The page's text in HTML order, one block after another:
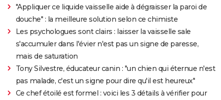
"Appliquer ce liquide vaisselle aide à dégraisser la paroi de
douche" : la meilleure solution selon ce chimiste
Les psychologues sont clairs : laisser la vaisselle sale
s'accumuler dans l'évier n'est pas un signe de paresse,
mais de saturation
Tony Silvestre, éducateur canin : "un chien qui éternue n'est
pas malade, c'est un signe pour dire qu'il est heureux"
Ce chef étoilé est formel : voici les 3 détails à vérifier pour